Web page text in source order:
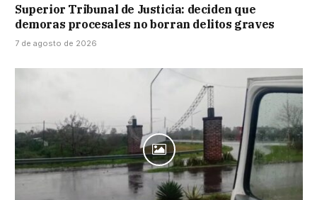
Superior Tribunal de Justicia: deciden que
demoras procesales no borran delitos graves
7 de agosto de 2026